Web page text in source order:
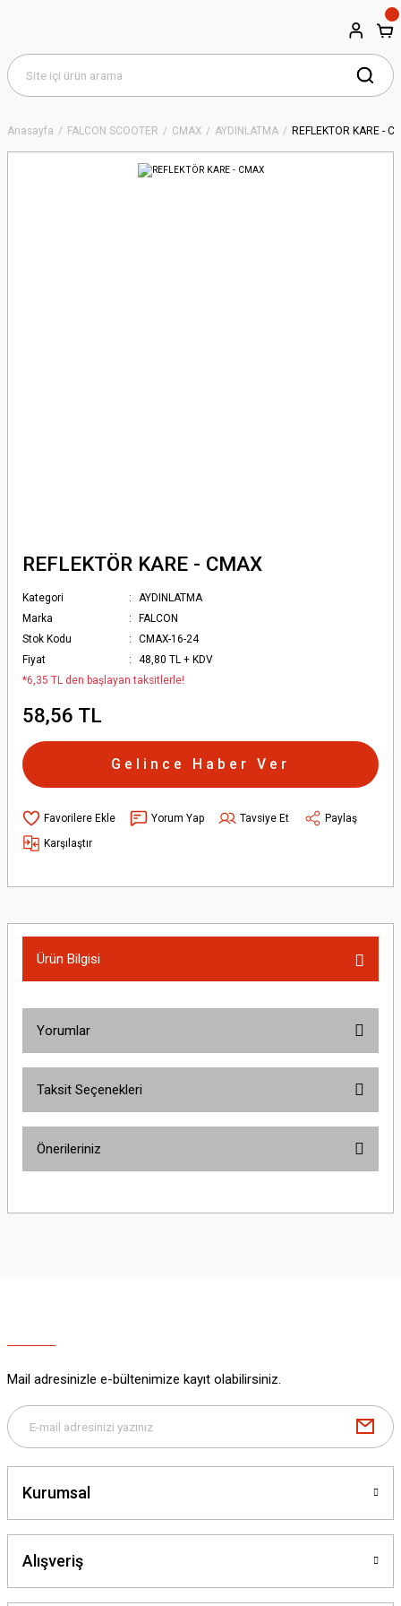
Anasayfa FALCON SCOOTER CMAX AYDINLATMA REFLEKTÖR KARE -
REFLEKTÖR KARE - CMAX
Kategori
AYDINLATMA
Marka
FALCON
Stok Kodu
CMAX-16-24
Fiyat
48,80 TL + KDV
*6,35 TL den başlayan taksitlerle!
58,56 TL
Gelince Haber Ver
Yorum Yap Tavsiye Et
Paylaş
Karşılaştır
Ürün Bilgisi
Yorumlar
Taksit Seçenekleri
Önerileriniz
yetersiz gördüğünüz noktaları öneri formunu kullanarak tarafımıza
Bu ürüne benzer farklı alternatifler olmalı.
Mail adresinizle e-bültenimize kayıt olabilirsiniz.
Kurumsal
Alışveriş